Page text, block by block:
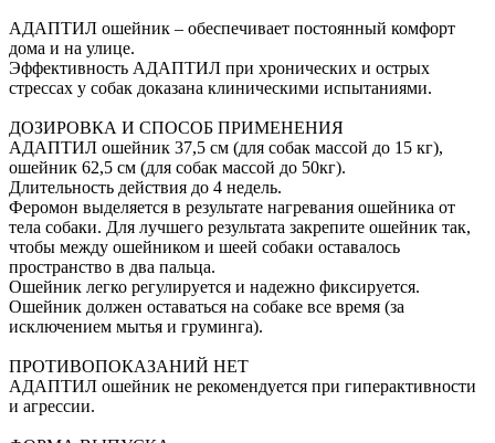
АДАПТИЛ ошейник – обеспечивает постоянный комфорт
дома и на улице.
Эффективность АДАПТИЛ при хронических и острых
стрессах у собак доказана клиническими испытаниями.
ДОЗИРОВКА И СПОСОБ ПРИМЕНЕНИЯ
АДАПТИЛ ошейник 37,5 см (для собак массой до 15 кг),
ошейник 62,5 см (для собак массой до 50кг).
Длительность действия до 4 недель.
Феромон выделяется в результате нагревания ошейника от
тела собаки. Для лучшего результата закрепите ошейник так,
чтобы между ошейником и шеей собаки оставалось
пространство в два пальца.
Ошейник легко регулируется и надежно фиксируется.
Ошейник должен оставаться на собаке все время (за
исключением мытья и груминга).
ПРОТИВОПОКАЗАНИЙ НЕТ
АДАПТИЛ ошейник не рекомендуется при гиперактивности
и агрессии.